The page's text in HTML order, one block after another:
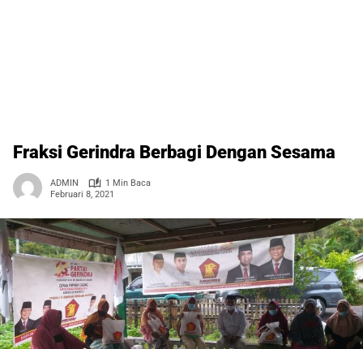
Fraksi Gerindra Berbagi Dengan Sesama
ADMIN
1 Min Baca
Februari 8, 2021